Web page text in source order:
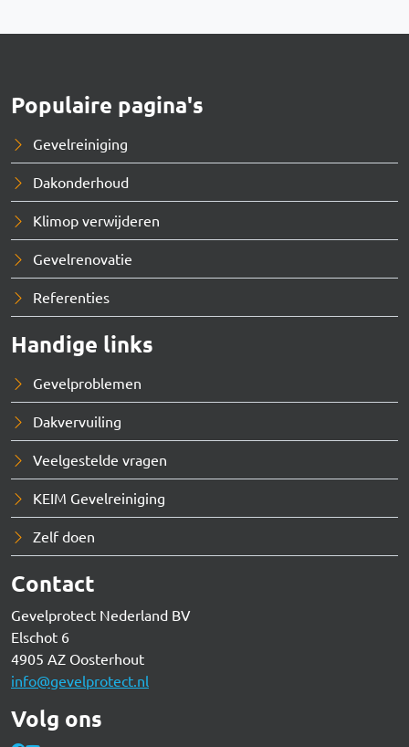
Populaire pagina's
Gevelreiniging
Dakonderhoud
Klimop verwijderen
Gevelrenovatie
Referenties
Handige links
Gevelproblemen
Dakvervuiling
Veelgestelde vragen
KEIM Gevelreiniging
Zelf doen
Contact
Gevelprotect Nederland BV
Elschot 6
4905 AZ Oosterhout
info@gevelprotect.nl
Volg ons